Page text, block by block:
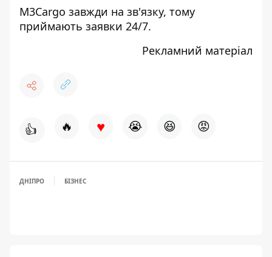
M3Cargo завжди на зв'язку, тому
приймають заявки 24/7.
Рекламний матеріал
👍 🔥 ♥ 😭 😆 😡
ДНІПРО БІЗНЕС